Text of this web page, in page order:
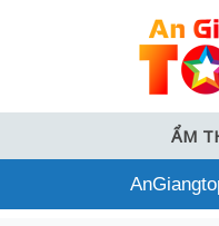
ẨM